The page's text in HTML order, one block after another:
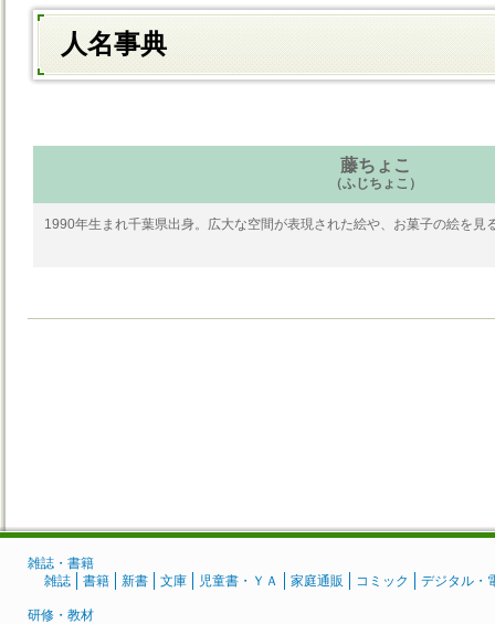
人名事典
藤ちょこ
（ふじちょこ）
1990年生まれ千葉県出身。広大な空間が表現された絵や、お菓子の絵を見
雑誌・書籍
雑誌
書籍 新書 文庫 児童書・ＹＡ 家庭通販 コミック デジタル・
研修・教材